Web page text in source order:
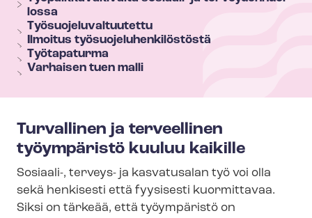
los­sa
Työ­suo­je­lu­val­tuu­tet­tu
Ilmoitus työ­suo­je­lu­hen­ki­lös­tös­tä
Työtapaturma
Varhaisen tuen malli
Turvallinen ja terveellinen
työympäristö kuuluu kaikille
Sosiaali-, terveys- ja kasvatusalan työ voi olla
sekä henkisesti että fyysisesti kuormittavaa.
Siksi on tärkeää, että työympäristö on